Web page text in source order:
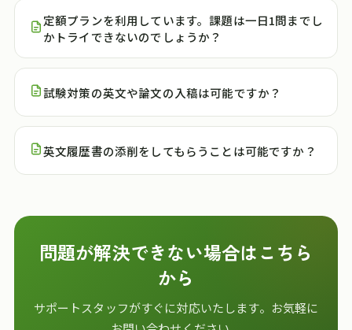
定額プランを利用しています。課題は一日1問までし
かトライできないのでしょうか？
試験対策の英文や論文の入稿は可能ですか？
英文履歴書の添削をしてもらうことは可能ですか？
問題が解決できない場合はこちら
から
サポートスタッフがすぐに対応いたします。お気軽に